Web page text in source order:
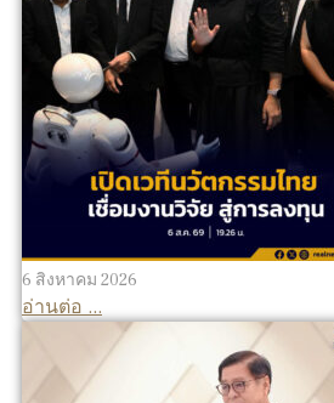
6 สิงหาคม 2026
อ่านต่อ ...